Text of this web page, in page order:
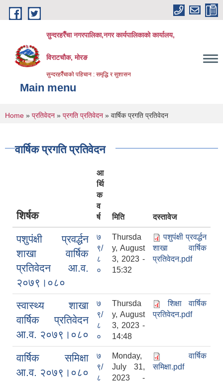
Skip to main content
सुन्दरहरैँचा नगरपालिका,नगर कार्यपालिकाको कार्यालय,
विराटचौक, मोरङ
सुन्दरहरैँचाको पहिचान : समृद्धि र सुशासन
Main menu
You are here
Home » प्रतिवेदन » प्रगति प्रतिवेदन » वार्षिक प्रगति प्रतिवेदन
वार्षिक प्रगति प्रतिवेदन
शिर्षक
आ
र्थि
क
व
र्ष
मिति दस्तावेज
पशुपंक्षी प्रवर्द्धन
शाखा वार्षिक
प्रतिवेदन आ.व.
२०७९।०८०
७
९/
८
०
Thursda
y, August
3, 2023 -
15:32
पशुपंक्षी प्रवर्द्धन
शाखा वार्षिक
प्रतिवेदन.pdf
स्वास्थ्य शाखा
वार्षिक प्रतिवेदन
आ.व. २०७९।०८०
७
९/
८
०
Thursda
y, August
3, 2023 -
14:48
शिक्षा वार्षिक
प्रतिवेदन.pdf
वार्षिक समिक्षा
आ.व. २०७९।०८०
७
९/
८
Monday,
July 31,
2023 -
वार्षिक
समिक्षा.pdf